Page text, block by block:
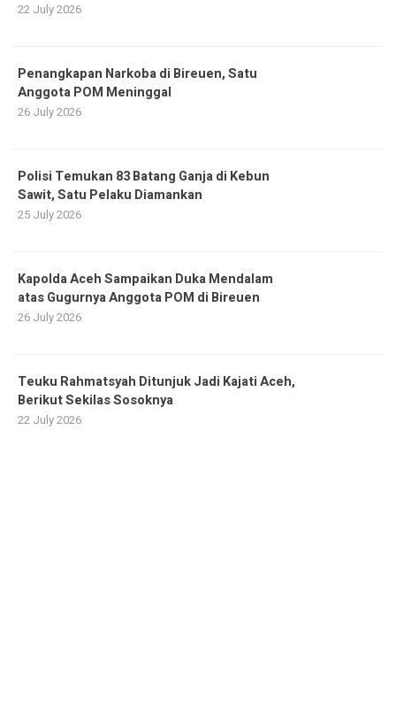
22 July 2026
Penangkapan Narkoba di Bireuen, Satu
Anggota POM Meninggal
26 July 2026
Polisi Temukan 83 Batang Ganja di Kebun
Sawit, Satu Pelaku Diamankan
25 July 2026
Kapolda Aceh Sampaikan Duka Mendalam
atas Gugurnya Anggota POM di Bireuen
26 July 2026
Teuku Rahmatsyah Ditunjuk Jadi Kajati Aceh,
Berikut Sekilas Sosoknya
22 July 2026